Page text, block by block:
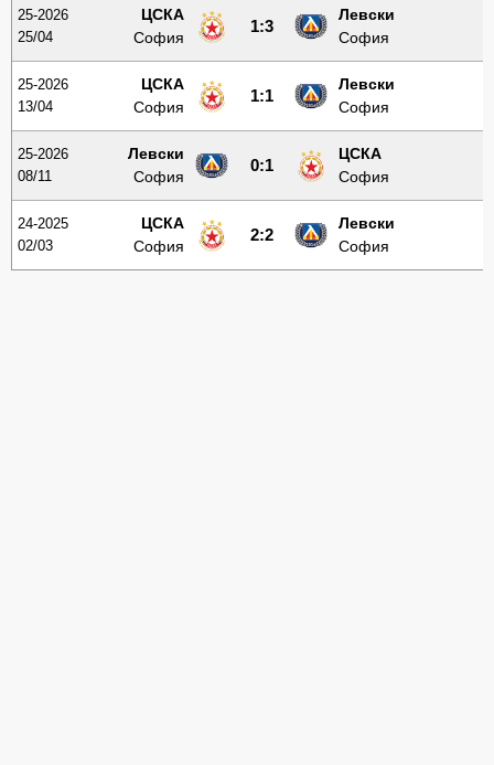
25-2026
25/04
ЦСКА
София
1:3
Левски
София
25-2026
13/04
ЦСКА
София
1:1
Левски
София
25-2026
08/11
Левски
София
0:1
ЦСКА
София
24-2025
02/03
ЦСКА
София
2:2
Левски
София